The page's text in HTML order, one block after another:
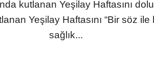
kutlanan Yeşilay Haftasını
Yeşilay Haftasını “Bir söz
sağlık...